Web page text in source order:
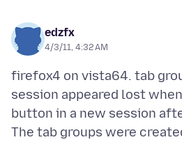
edzfx
4/3/11, 4:32 AM
firefox4 on vista64. tab
session appeared lost
button in a new session
The tab groups were